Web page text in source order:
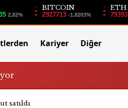
2,82%
BITCOIN
2927713 -1.8203%
ETH
79393
Kariyer Diğer
satıldı